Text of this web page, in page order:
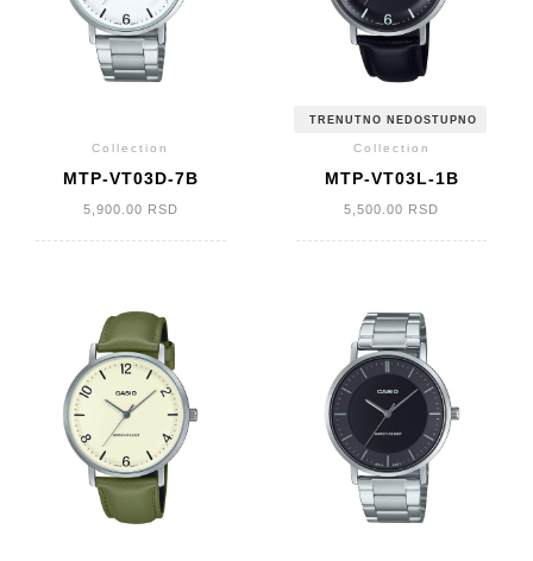
Collection
MTP-VT03D-7B
5,900.00 RSD
TRENUTNO NEDOSTUPNO
Collection
MTP-VT03L-1B
5,500.00 RSD